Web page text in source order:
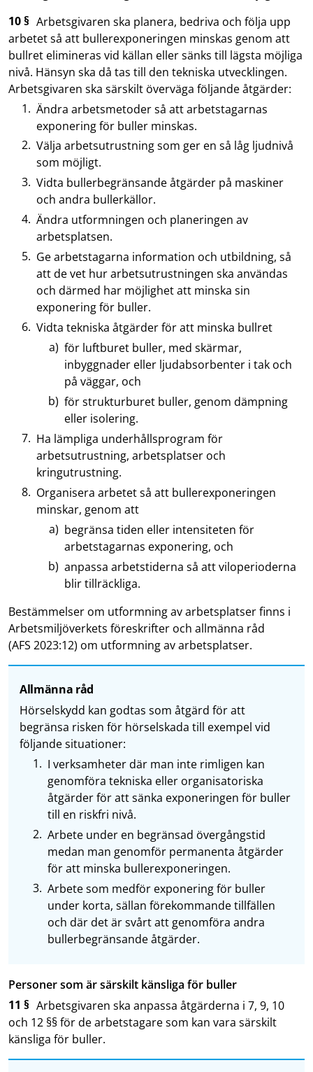
10 § Arbetsgivaren ska planera, bedriva och följa upp
arbetet så att bullerexponeringen minskas genom att
bullret elimineras vid källan eller sänks till lägsta möjliga
nivå. Hänsyn ska då tas till den tekniska utvecklingen.
Arbetsgivaren ska särskilt överväga följande åtgärder:
Ändra arbetsmetoder så att arbetstagarnas
exponering för buller minskas.
Välja arbetsutrustning som ger en så låg ljudnivå
som möjligt.
Vidta bullerbegränsande åtgärder på maskiner
och andra bullerkällor.
Ändra utformningen och planeringen av
arbetsplatsen.
Ge arbetstagarna information och utbildning, så
att de vet hur arbetsutrustningen ska användas
och därmed har möjlighet att minska sin
exponering för buller.
Vidta tekniska åtgärder för att minska bullret
för luftburet buller, med skärmar,
inbyggnader eller ljudabsorbenter i tak och
på väggar, och
för strukturburet buller, genom dämpning
eller isolering.
Ha lämpliga underhållsprogram för
arbetsutrustning, arbetsplatser och
kringutrustning.
Organisera arbetet så att bullerexponeringen
minskar, genom att
begränsa tiden eller intensiteten för
arbetstagarnas exponering, och
anpassa arbetstiderna så att viloperioderna
blir tillräckliga.
Bestämmelser om utformning av arbetsplatser finns i
Arbetsmiljöverkets föreskrifter och allmänna råd
(AFS 2023:12) om utformning av arbetsplatser.
Allmänna råd
Hörselskydd kan godtas som åtgärd för att
begränsa risken för hörselskada till exempel vid
följande situationer:
I verksamheter där man inte rimligen kan
genomföra tekniska eller organisatoriska
åtgärder för att sänka exponeringen för buller
till en riskfri nivå.
Arbete under en begränsad övergångstid
medan man genomför permanenta åtgärder
för att minska bullerexponeringen.
Arbete som medför exponering för buller
under korta, sällan förekommande tillfällen
och där det är svårt att genomföra andra
bullerbegränsande åtgärder.
Personer som är särskilt känsliga för buller
11 § Arbetsgivaren ska anpassa åtgärderna i 7, 9, 10
och 12 §§ för de arbetstagare som kan vara särskilt
känsliga för buller.